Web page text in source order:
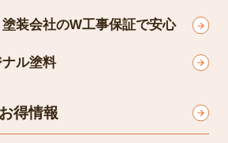
装会社のW工事保証で安心
ル塗料
得情報